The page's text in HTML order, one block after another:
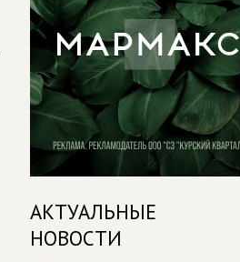
АКТУАЛЬНЫЕ
НОВОСТИ